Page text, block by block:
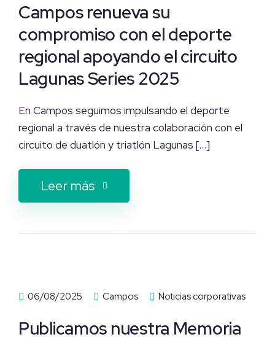
Campos renueva su
compromiso con el deporte
regional apoyando el circuito
Lagunas Series 2025
En Campos seguimos impulsando el deporte
regional a través de nuestra colaboración con el
circuito de duatlón y triatlón Lagunas […]
Leer más
06/08/2025 Campos Noticias corporativas
Publicamos nuestra Memoria